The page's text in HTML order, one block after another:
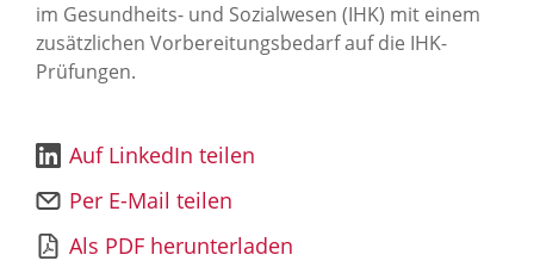
im Gesundheits- und Sozialwesen (IHK) mit einem
zusätzlichen Vorbereitungsbedarf auf die IHK-
Prüfungen.
Auf LinkedIn teilen
Per E-Mail teilen
Als PDF herunterladen